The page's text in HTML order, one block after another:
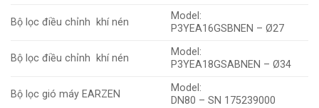
Bộ lọc điều chỉnh khí nén
Model:
P3YEA16GSBNEN – Ø27
Bộ lọc điều chỉnh khí nén
Model:
P3YEA18GSABNEN – Ø34
Bộ lọc gió máy EARZEN
Model:
DN80 – SN 175239000